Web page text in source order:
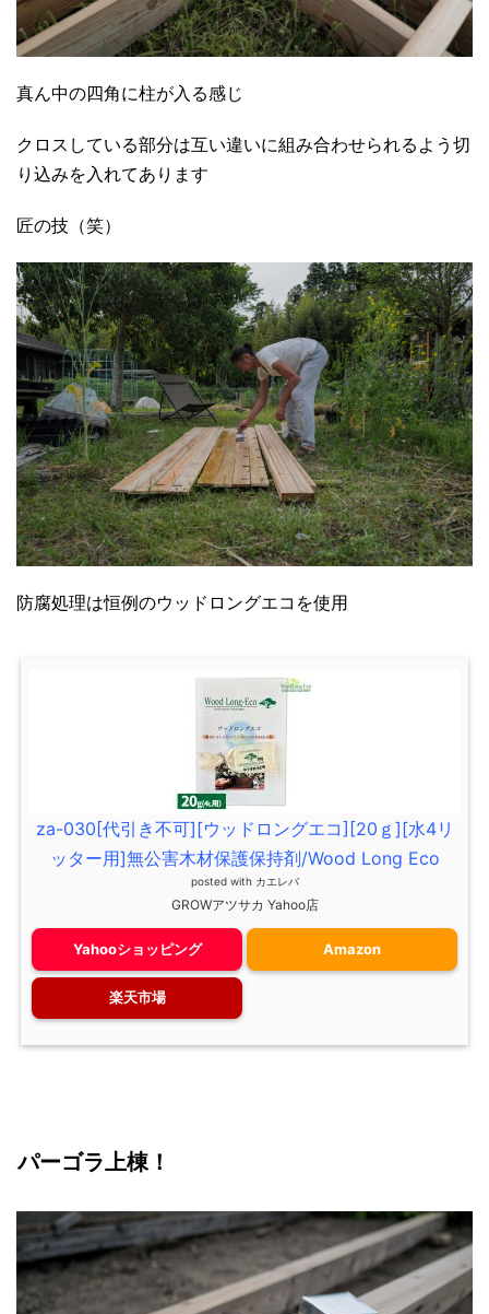
真ん中の四角に柱が入る感じ
クロスしている部分は互い違いに組み合わせられるよう切
り込みを入れてあります
匠の技（笑）
防腐処理は恒例のウッドロングエコを使用
za-030[代引き不可][ウッドロングエコ][20ｇ][水4リ
ッター用]無公害木材保護保持剤/Wood Long Eco
posted with カエレバ
GROWアツサカ Yahoo店
Yahooショッピング Amazon
楽天市場
パーゴラ上棟！